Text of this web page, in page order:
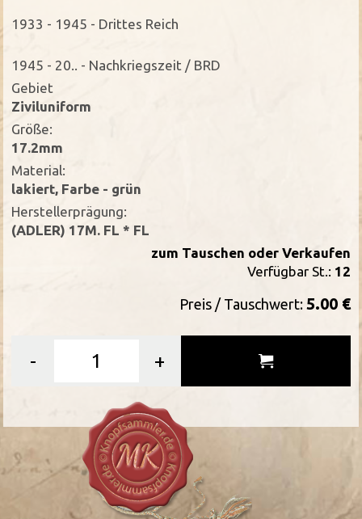
1933 - 1945 - Drittes Reich
1945 - 20.. - Nachkriegszeit / BRD
Gebiet
Ziviluniform
Größe:
17.2mm
Material:
lakiert, Farbe - grün
Herstellerprägung:
(ADLER) 17M. FL * FL
zum Tauschen oder Verkaufen
Verfügbar St.: 12
Preis / Tauschwert: 5.00 €
- +